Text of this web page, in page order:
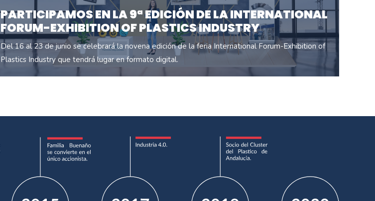
PARTICIPAMOS EN LA 9ª EDICIÓN DE LA INTERNATIONAL
FORUM-EXHIBITION OF PLASTICS INDUSTRY
Del 16 al 23 de junio se celebrará la novena edición de la feria International Forum-Exhibition of
Plastics Industry que tendrá lugar en formato digital.